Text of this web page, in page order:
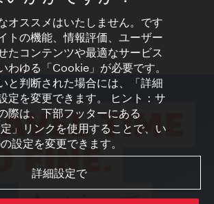
オススメはいたしません。です
トの機能、情報評価、ユーザー
たコンテンツや最適なサービス
わゆる「Cookie」が必要です。
と判断された場合には、「詳細
定を変更できます。 ヒント：サ
際は、下部フッターにある
」リンクを使用することで、い
設定を変更できます。
詳細設定で